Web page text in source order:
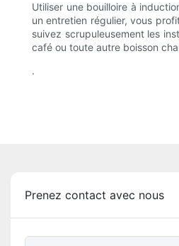
Utiliser une bouilloire à
un entretien régulier, vous
suivez scrupuleusement les
café ou toute autre boisson
.
Prenez contact avec nous